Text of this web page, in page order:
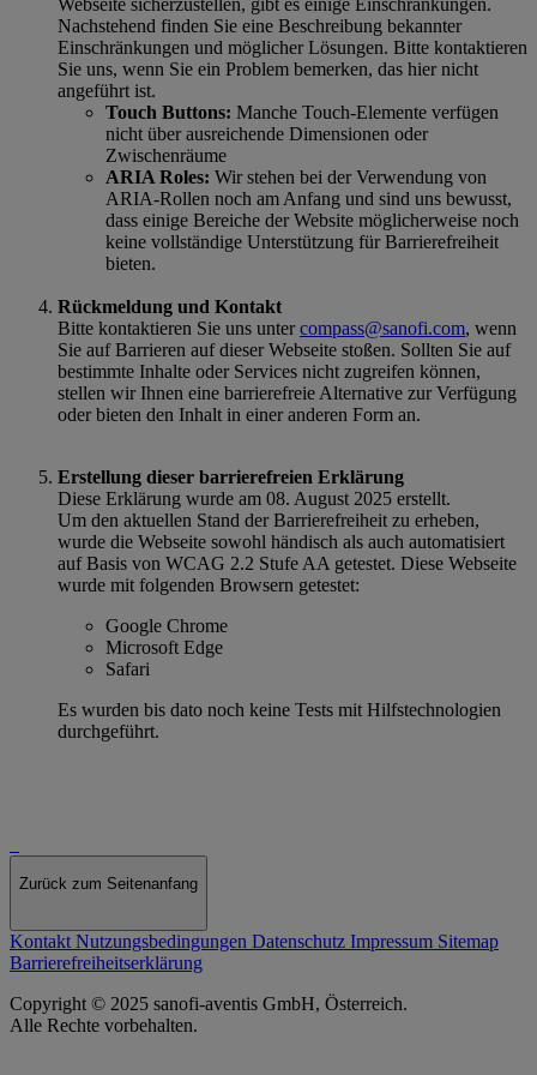
Nachstehend finden Sie eine Beschreibung bekannter
Einschränkungen und möglicher Lösungen. Bitte kontaktieren
Sie uns, wenn Sie ein Problem bemerken, das hier nicht
angeführt ist.
Touch Buttons: Manche Touch-Elemente verfügen
nicht über ausreichende Dimensionen oder
Zwischenräume
ARIA Roles: Wir stehen bei der Verwendung von
ARIA-Rollen noch am Anfang und sind uns bewusst,
dass einige Bereiche der Website möglicherweise noch
keine vollständige Unterstützung für Barrierefreiheit
bieten.
Rückmeldung und Kontakt
Bitte kontaktieren Sie uns untercompass@sanofi.com, wenn
Sie auf Barrieren auf dieser Webseite stoßen. Sollten Sie auf
bestimmte Inhalte oder Services nicht zugreifen können,
stellen wir Ihnen eine barrierefreie Alternative zur Verfügung
oder bieten den Inhalt in einer anderen Form an.
Erstellung dieser barrierefreien Erklärung
Diese Erklärung wurde am 08. August 2025 erstellt.
Um den aktuellen Stand der Barrierefreiheit zu erheben,
wurde die Webseite sowohl händisch als auch automatisiert
auf Basis von WCAG 2.2 Stufe AA getestet. Diese Webseite
wurde mit folgenden Browsern getestet:
Google Chrome
Microsoft Edge
Safari
Es wurden bis dato noch keine Tests mit Hilfstechnologien
durchgeführt.
Zurück zum Seitenanfang
Kontakt Nutzungsbedingungen Datenschutz Impressum Sitemap
Barrierefreiheitserklärung
Copyright © 2025 sanofi-aventis GmbH, Österreich.
Alle Rechte vorbehalten.